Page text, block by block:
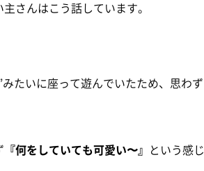
さんはこう話しています。
たいに座って遊んでいたため、思わず
『何をしていても可愛い〜』 という感じ